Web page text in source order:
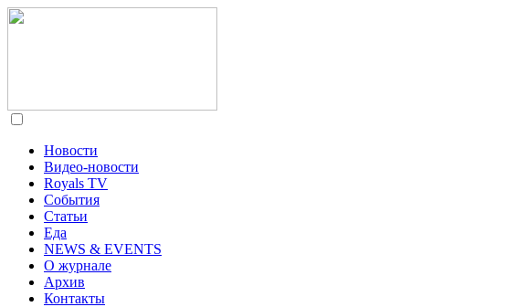
Новости
Видео-новости
Royals TV
События
Статьи
Еда
NEWS & EVENTS
О журнале
Архив
Контакты